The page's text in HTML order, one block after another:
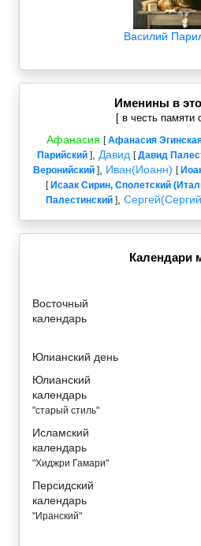
Василий
Именины в
[ в честь памяти
Афанасия [Афанасия
Парийский ] Давид [Давид
Веронийский], Иван(Иоанн) [
[ Исаак Сирин, Сполетский
Палестинский ]
Календари
Восточный
календарь
Юлианский день
Юлианский
календарь
"старый стиль"
Исламский
календарь
"Хиджри Гамари"
Персидский
календарь
"Иранский"